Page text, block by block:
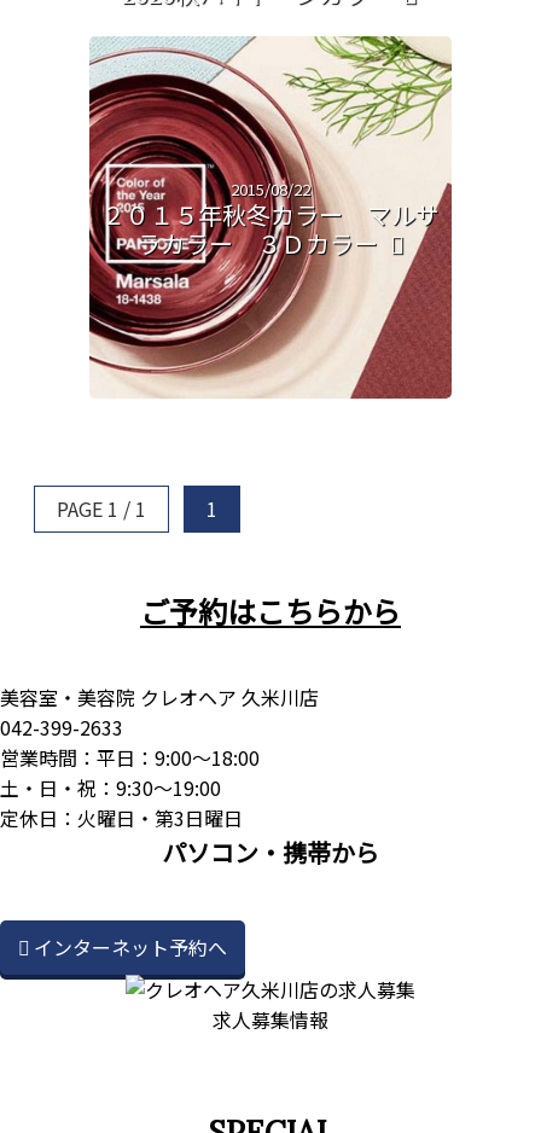
2015/08/22
２０１５年秋冬カラー マルサ
ラカラー ３Ｄカラー
PAGE 1 / 1 1
ご予約はこちらから
美容室・美容院 クレオヘア 久米川店
042-399-2633
営業時間：平日：9:00～18:00
土・日・祝：9:30～19:00
定休日：火曜日・第3日曜日
パソコン・携帯から
インターネット予約へ
求人募集情報